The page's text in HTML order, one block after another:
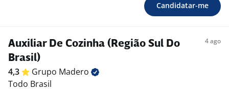
Candidatar-me
Auxiliar De Cozinha (Região Sul Do
Brasil)
4 ago
4,3 Grupo Madero
Todo Brasil